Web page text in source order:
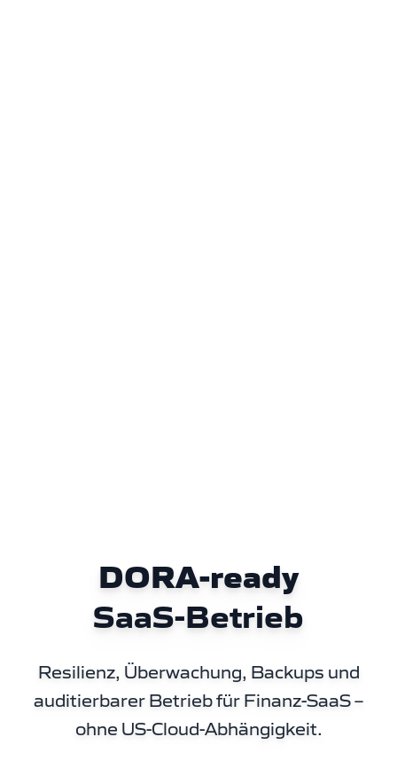
DORA-ready
SaaS-Betrieb
Resilienz, Überwachung, Backups und
auditierbarer Betrieb für Finanz-SaaS –
ohne US-Cloud-Abhängigkeit.